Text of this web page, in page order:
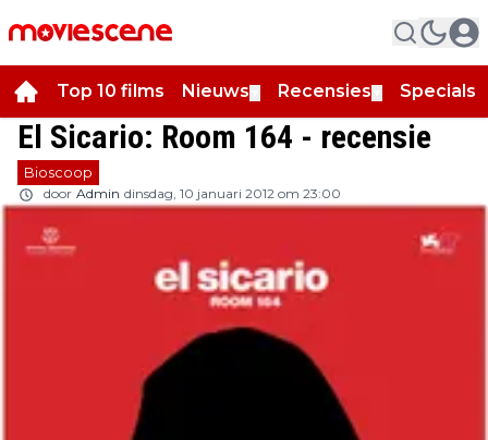
Top 10 films Nieuws Recensies Specials
El Sicario: Room 164 - recensie
Bioscoop
door Admin dinsdag, 10 januari 2012 om 23:00